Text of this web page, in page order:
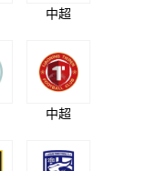
中超
中超